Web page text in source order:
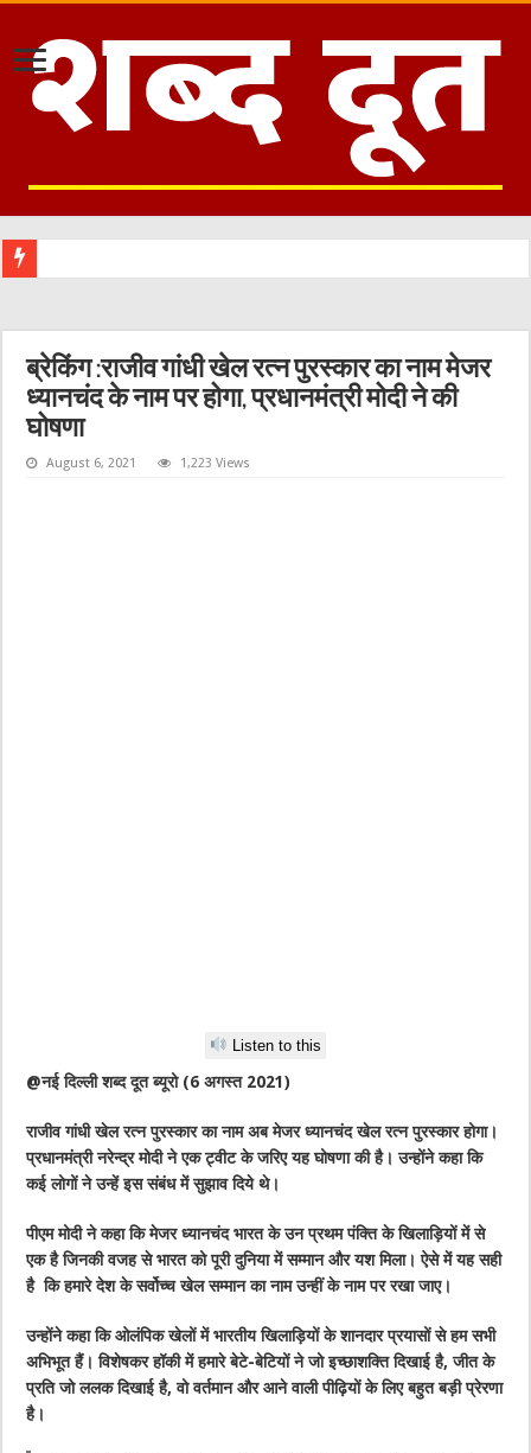
ब्रेकिंग :राजीव गांधी खेल रत्न पुरस्कार का नाम मेजर
ध्यानचंद के नाम पर होगा, प्रधानमंत्री मोदी ने की
घोषणा
August 6, 2021 1,223 Views
Listen to this
@नई दिल्ली शब्द दूत ब्यूरो (6 अगस्त 2021)
राजीव गांधी खेल रत्न पुरस्कार का नाम अब मेजर ध्यानचंद खेल रत्न पुरस्कार होगा।
प्रधानमंत्री नरेन्द्र मोदी ने एक ट्वीट के जरिए यह घोषणा की है। उन्होंने कहा कि
कई लोगों ने उन्हें इस संबंध में सुझाव दिये थे।
पीएम मोदी ने कहा कि मेजर ध्यानचंद भारत के उन प्रथम पंक्ति के खिलाड़ियों में से
एक है जिनकी वजह से भारत को पूरी दुनिया में सम्मान और यश मिला। ऐसे में यह सही
है कि हमारे देश के सर्वोच्च खेल सम्मान का नाम उन्हीं के नाम पर रखा जाए।
उन्होंने कहा कि ओलंपिक खेलों में भारतीय खिलाड़ियों के शानदार प्रयासों से हम सभी
अभिभूत हैं। विशेषकर हॉकी में हमारे बेटे-बेटियों ने जो इच्छाशक्ति दिखाई है, जीत के
प्रति जो ललक दिखाई है, वो वर्तमान और आने वाली पीढ़ियों के लिए बहुत बड़ी प्रेरणा
है।